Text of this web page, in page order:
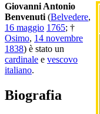
Giovanni Antonio
Benvenuti (Belvedere,
16 maggio 1765; †
Osimo, 14 novembre
1838) è stato un
cardinale e vescovo
italiano.
Biografia